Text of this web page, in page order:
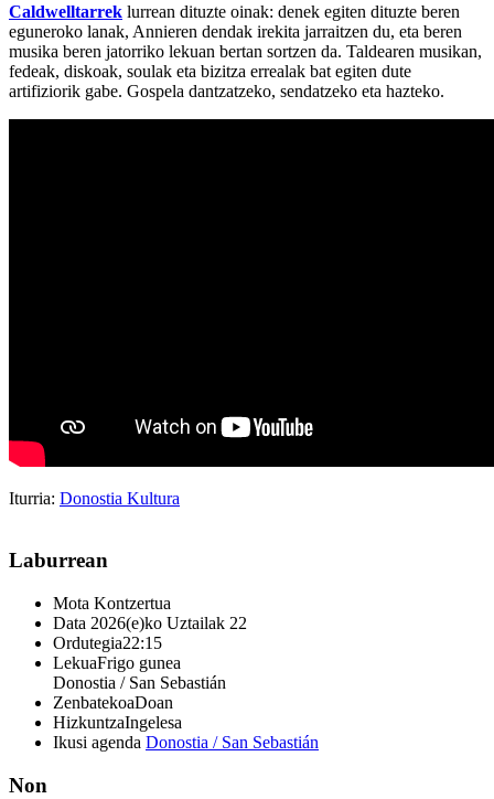
Caldwelltarrek lurrean dituzte oinak: denek egiten dituzte beren
eguneroko lanak, Annieren dendak irekita jarraitzen du, eta beren
musika beren jatorriko lekuan bertan sortzen da. Taldearen musikan,
fedeak, diskoak, soulak eta bizitza errealak bat egiten dute
artifiziorik gabe. Gospela dantzatzeko, sendatzeko eta hazteko.
Iturria: Donostia Kultura
Laburrean
Mota Kontzertua
Data 2026(e)ko Uztailak 22
Ordutegia22:15
LekuaFrigo gunea
Donostia / San Sebastián
ZenbatekoaDoan
HizkuntzaIngelesa
Ikusi agenda Donostia / San Sebastián
Non